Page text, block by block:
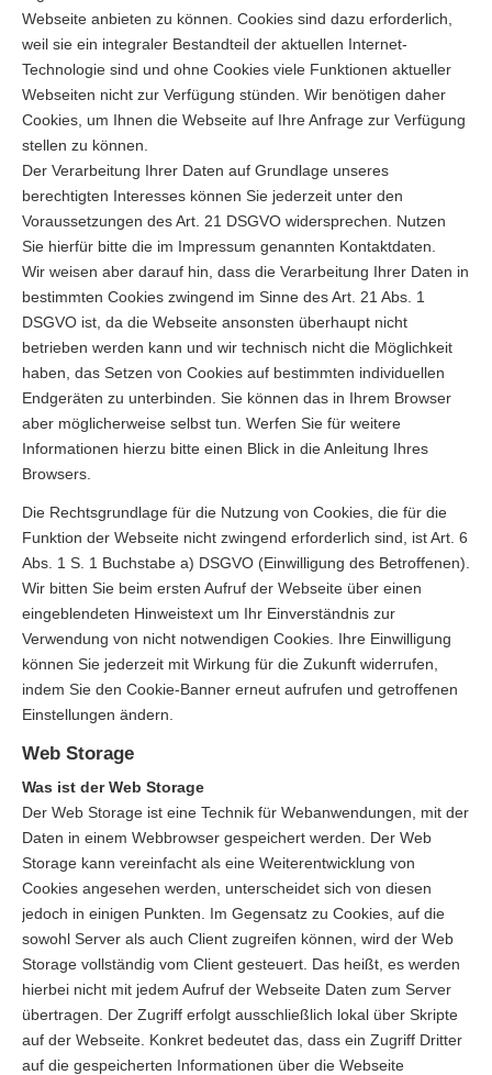
Webseite anbieten zu können. Cookies sind dazu erforderlich,
weil sie ein integraler Bestandteil der aktuellen Internet-
Technologie sind und ohne Cookies viele Funktionen aktueller
Webseiten nicht zur Verfügung stünden. Wir benötigen daher
Cookies, um Ihnen die Webseite auf Ihre Anfrage zur Verfügung
stellen zu können.
Der Verarbeitung Ihrer Daten auf Grundlage unseres
berechtigten Interesses können Sie jederzeit unter den
Voraussetzungen des Art. 21 DSGVO widersprechen. Nutzen
Sie hierfür bitte die im Impressum genannten Kontaktdaten.
Wir weisen aber darauf hin, dass die Verarbeitung Ihrer Daten in
bestimmten Cookies zwingend im Sinne des Art. 21 Abs. 1
DSGVO ist, da die Webseite ansonsten überhaupt nicht
betrieben werden kann und wir technisch nicht die Möglichkeit
haben, das Setzen von Cookies auf bestimmten individuellen
Endgeräten zu unterbinden. Sie können das in Ihrem Browser
aber möglicherweise selbst tun. Werfen Sie für weitere
Informationen hierzu bitte einen Blick in die Anleitung Ihres
Browsers.
Die Rechtsgrundlage für die Nutzung von Cookies, die für die
Funktion der Webseite nicht zwingend erforderlich sind, ist Art. 6
Abs. 1 S. 1 Buchstabe a) DSGVO (Einwilligung des Betroffenen).
Wir bitten Sie beim ersten Aufruf der Webseite über einen
eingeblendeten Hinweistext um Ihr Einverständnis zur
Verwendung von nicht notwendigen Cookies. Ihre Einwilligung
können Sie jederzeit mit Wirkung für die Zukunft widerrufen,
indem Sie den Cookie-Banner erneut aufrufen und getroffenen
Einstellungen ändern.
Web Storage
Was ist der Web Storage
Der Web Storage ist eine Technik für Webanwendungen, mit der
Daten in einem Webbrowser gespeichert werden. Der Web
Storage kann vereinfacht als eine Weiterentwicklung von
Cookies angesehen werden, unterscheidet sich von diesen
jedoch in einigen Punkten. Im Gegensatz zu Cookies, auf die
sowohl Server als auch Client zugreifen können, wird der Web
Storage vollständig vom Client gesteuert. Das heißt, es werden
hierbei nicht mit jedem Aufruf der Webseite Daten zum Server
übertragen. Der Zugriff erfolgt ausschließlich lokal über Skripte
auf der Webseite. Konkret bedeutet das, dass ein Zugriff Dritter
auf die gespeicherten Informationen über die Webseite